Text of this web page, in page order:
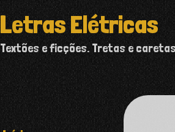
Letras Elétricas
Textões e ficções. Tretas e